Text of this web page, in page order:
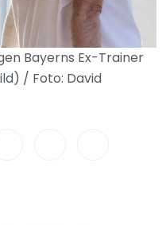
Bayerns Ex-Trainer
/ Foto: David